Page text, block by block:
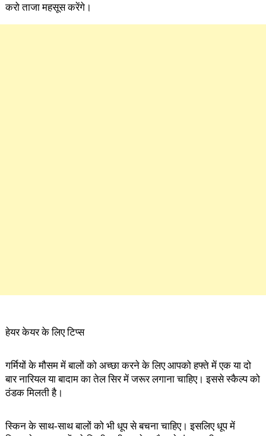
करो ताजा महसूस करेंगे।
हेयर केयर के लिए टिप्स
गर्मियों के मौसम में बालों को अच्छा करने के लिए आपको हफ्ते में एक या दो
बार नारियल या बादाम का तेल सिर में जरूर लगाना चाहिए। इससे स्कैल्प को
ठंडक मिलती है।
स्किन के साथ-साथ बालों को भी धूप से बचना चाहिए। इसलिए धूप में